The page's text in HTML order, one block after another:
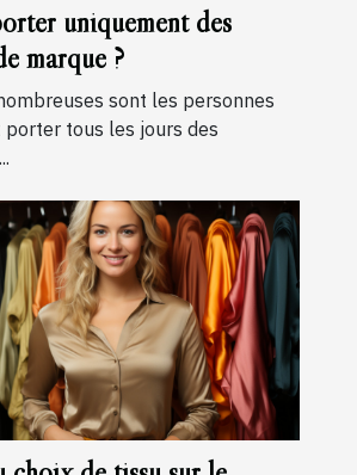
uniquement des
marque ?
sont les personnes
porter tous les jours des